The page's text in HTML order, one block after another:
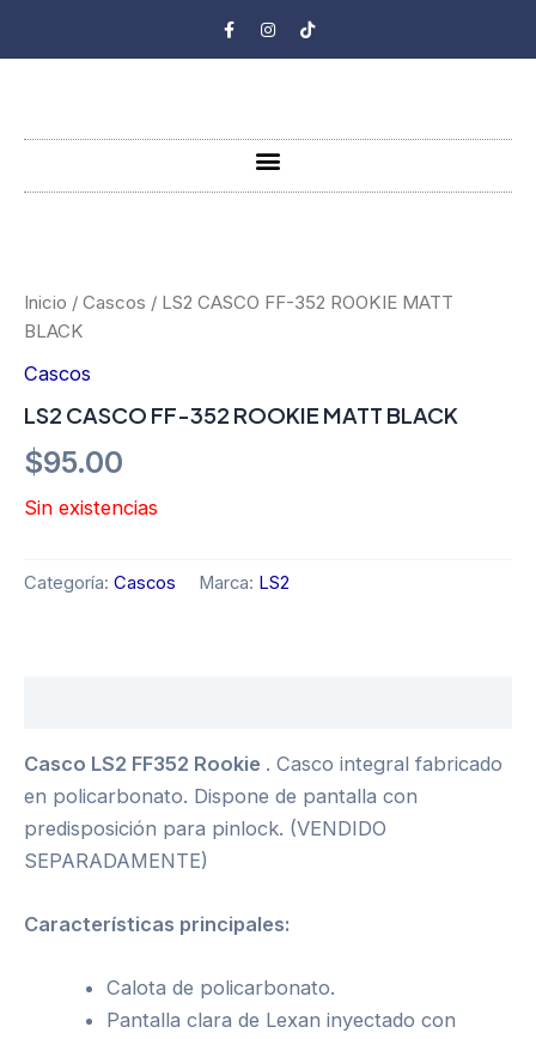
F
a
k
I
n
a
m
T
i
Menu
Inicio / Cascos / LS2 CASCO FF-352 ROOKIE MATT
BLACK
Cascos
LS2 CASCO FF-352 ROOKIE MATT BLACK
$95.00
Sin existencias
Categoría: Cascos Marca: LS2
Casco LS2 FF352 Rookie . Casco integral fabricado
en policarbonato. Dispone de pantalla con
predisposición para pinlock. (VENDIDO
SEPARADAMENTE)
Características principales:
Calota de policarbonato.
Pantalla clara de Lexan inyectado con